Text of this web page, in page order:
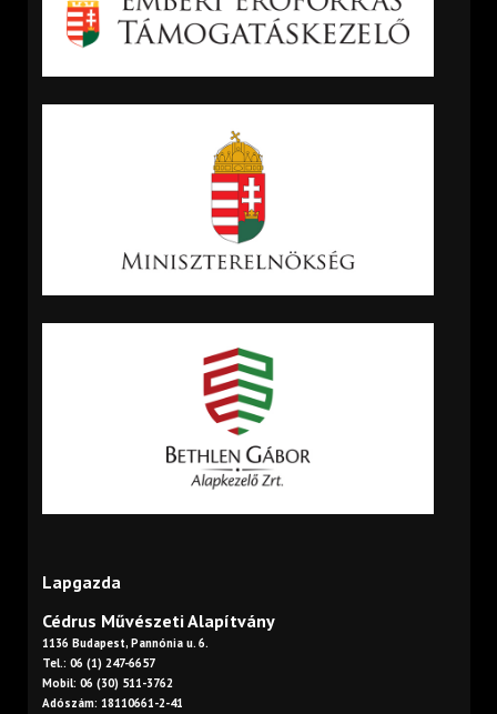
Lapgazda
Cédrus Művészeti Alapítvány
1136 Budapest, Pannónia u. 6.
Tel.: 06 (1) 247-6657
Mobil: 06 (30) 511-3762
Adószám: 18110661-2-41